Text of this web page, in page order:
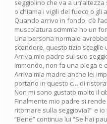
seggiolino che va a
o chiama i vigili del fuoco o gli
Quando arrivo in fondo, c’è
muscolatura scimmia ho un
Una persona normale
scendere, questo tizio sceglie
Arriva mio padre sul suo
immondo, non fa una piega e
Arriva mia madre anche lei
portano in questo c… di
Non mi sono gustato molto il
Finalmente mio padre si
ritornare sulla seggiovia?” e io
“Bene” continua lui “Se hai